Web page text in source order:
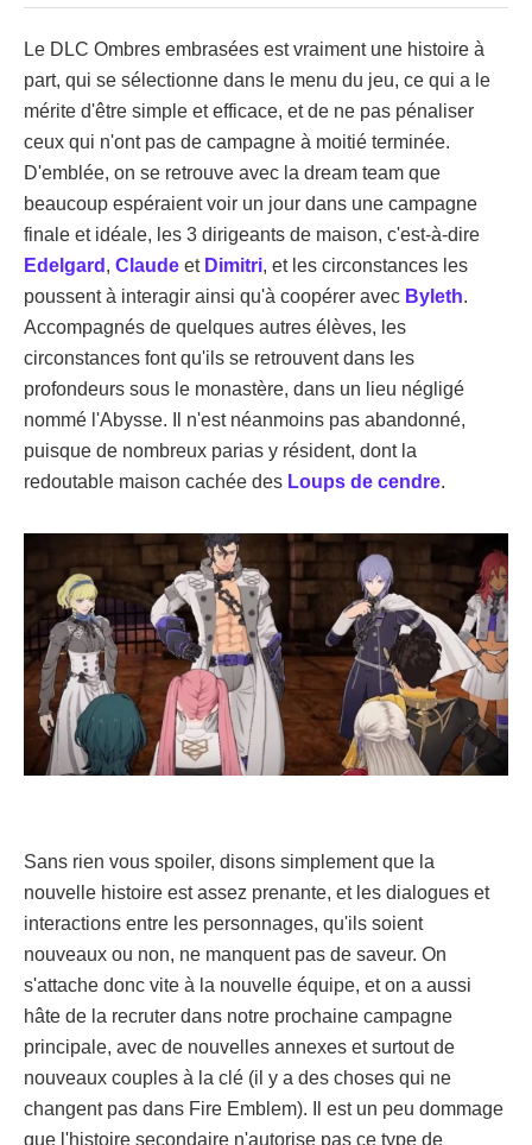
Le DLC Ombres embrasées est vraiment une histoire à
part, qui se sélectionne dans le menu du jeu, ce qui a le
mérite d'être simple et efficace, et de ne pas pénaliser
ceux qui n'ont pas de campagne à moitié terminée.
D'emblée, on se retrouve avec la dream team que
beaucoup espéraient voir un jour dans une campagne
finale et idéale, les 3 dirigeants de maison, c'est-à-dire
Edelgard , Claude et Dimitri, et les circonstances les
poussent à interagir ainsi qu'à coopérer avec Byleth.
Accompagnés de quelques autres élèves, les
circonstances font qu'ils se retrouvent dans les
profondeurs sous le monastère, dans un lieu négligé
nommé l'Abysse. Il n'est néanmoins pas abandonné,
puisque de nombreux parias y résident, dont la
redoutable maison cachée des Loups de cendre.
Sans rien vous spoiler, disons simplement que la
nouvelle histoire est assez prenante, et les dialogues et
interactions entre les personnages, qu'ils soient
nouveaux ou non, ne manquent pas de saveur. On
s'attache donc vite à la nouvelle équipe, et on a aussi
hâte de la recruter dans notre prochaine campagne
principale, avec de nouvelles annexes et surtout de
nouveaux couples à la clé (il y a des choses qui ne
changent pas dans Fire Emblem). Il est un peu dommage
que l'histoire secondaire n'autorise pas ce type de